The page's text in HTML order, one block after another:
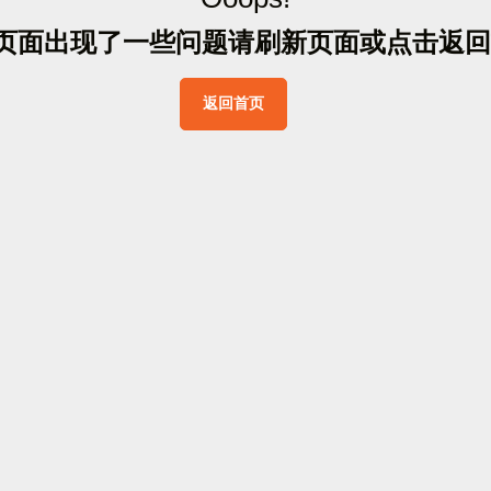
面出现了一些问题请刷新页面或点击返 回
返回首页